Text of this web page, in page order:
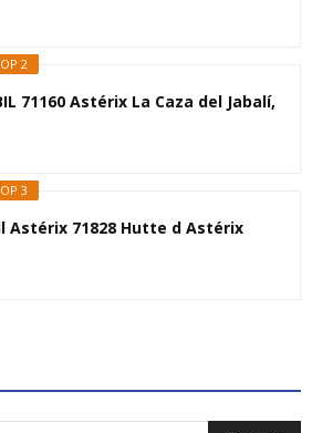
2
71160 Astérix La Caza del Jabalí,
3
Astérix 71828 Hutte d Astérix